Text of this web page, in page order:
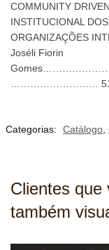
COMMUNITY
INSTITUCIONAL
ORGANIZAÇÕES
Joséli Fiorin
………………………
Categorias:
Catálogo,
Clientes que
também